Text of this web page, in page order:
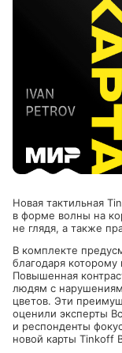
Новая тактильная
в форме волны на
не глядя, а также
В комплекте
благодаря
Повышенная
людям с
цветов. Эти
оценили эксперты
и респонденты
новой карты Tinkoff